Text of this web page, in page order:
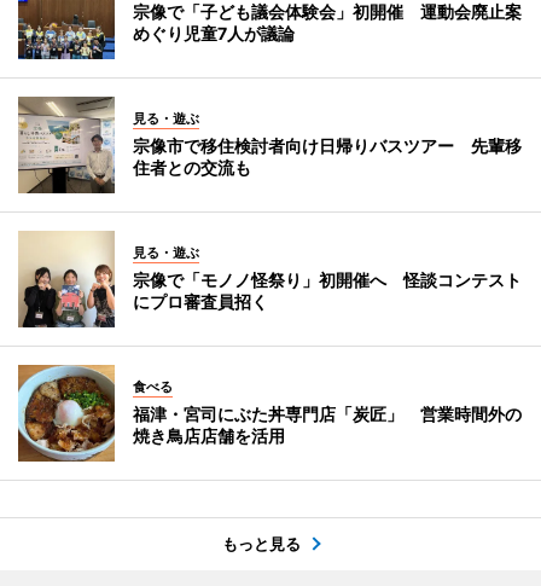
宗像で「子ども議会体験会」初開催 運動会廃止案
めぐり児童7人が議論
見る・遊ぶ
宗像市で移住検討者向け日帰りバスツアー 先輩移
住者との交流も
見る・遊ぶ
宗像で「モノノ怪祭り」初開催へ 怪談コンテスト
にプロ審査員招く
食べる
福津・宮司にぶた丼専門店「炭匠」 営業時間外の
焼き鳥店店舗を活用
もっと見る